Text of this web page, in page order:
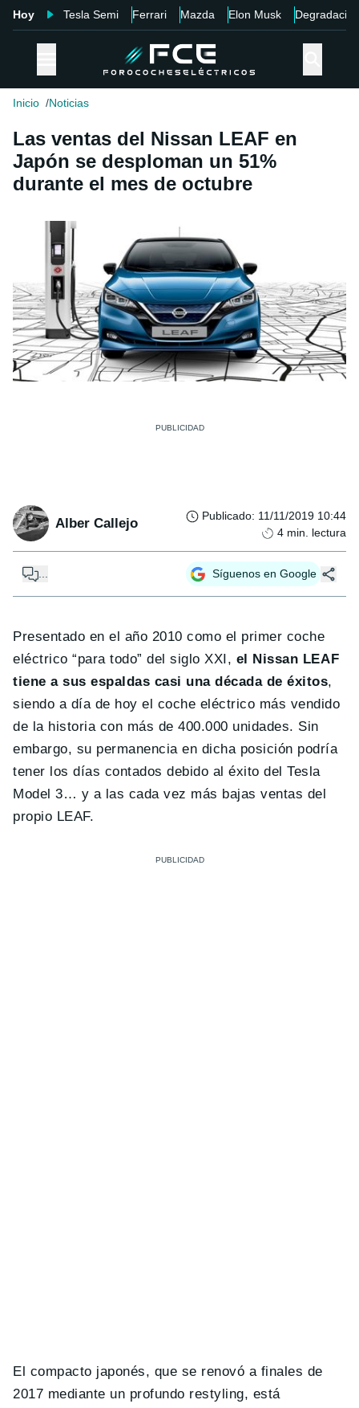
Hoy Tesla Semi Ferrari Mazda Elon Musk Degradación
Inicio Noticias
Las ventas del Nissan LEAF en
Japón se desploman un 51%
durante el mes de octubre
Alber Callejo Publicado: 11/11/2019 10:44
4 min. lectura
Síguenos en Google
Presentado en el año 2010 como el primer coche
eléctrico “para todo” del siglo XXI, el Nissan LEAF
tiene a sus espaldas casi una década de éxitos,
siendo a día de hoy el coche eléctrico más vendido
de la historia con más de 400.000 unidades. Sin
embargo, su permanencia en dicha posición podría
tener los días contados debido al éxito del Tesla
Model 3… y a las cada vez más bajas ventas del
propio LEAF.
El compacto japonés, que se renovó a finales de
2017 mediante un profundo restyling, está